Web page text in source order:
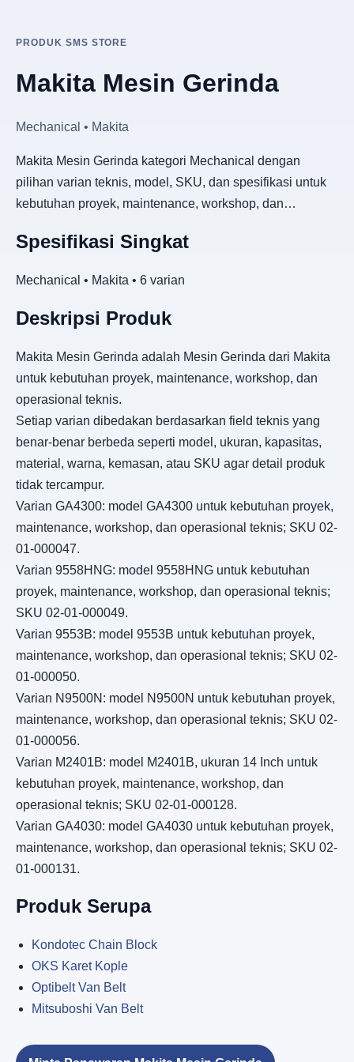
PRODUK SMS STORE
Makita Mesin Gerinda
Mechanical • Makita
Makita Mesin Gerinda kategori Mechanical dengan
pilihan varian teknis, model, SKU, dan spesifikasi untuk
kebutuhan proyek, maintenance, workshop, dan…
Spesifikasi Singkat
Mechanical • Makita • 6 varian
Deskripsi Produk
Makita Mesin Gerinda adalah Mesin Gerinda dari Makita
untuk kebutuhan proyek, maintenance, workshop, dan
operasional teknis.
Setiap varian dibedakan berdasarkan field teknis yang
benar-benar berbeda seperti model, ukuran, kapasitas,
material, warna, kemasan, atau SKU agar detail produk
tidak tercampur.
Varian GA4300: model GA4300 untuk kebutuhan proyek,
maintenance, workshop, dan operasional teknis; SKU 02-
01-000047.
Varian 9558HNG: model 9558HNG untuk kebutuhan
proyek, maintenance, workshop, dan operasional teknis;
SKU 02-01-000049.
Varian 9553B: model 9553B untuk kebutuhan proyek,
maintenance, workshop, dan operasional teknis; SKU 02-
01-000050.
Varian N9500N: model N9500N untuk kebutuhan proyek,
maintenance, workshop, dan operasional teknis; SKU 02-
01-000056.
Varian M2401B: model M2401B, ukuran 14 Inch untuk
kebutuhan proyek, maintenance, workshop, dan
operasional teknis; SKU 02-01-000128.
Varian GA4030: model GA4030 untuk kebutuhan proyek,
maintenance, workshop, dan operasional teknis; SKU 02-
01-000131.
Produk Serupa
Kondotec Chain Block
OKS Karet Kople
Optibelt Van Belt
Mitsuboshi Van Belt